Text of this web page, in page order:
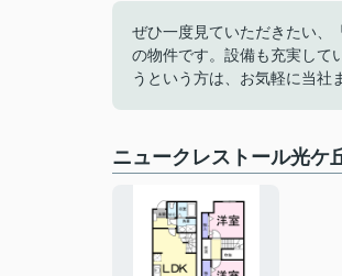
ぜひ一度見ていただきたい、
の物件です。設備も充実して
うという方は、お気軽に当社
ニュークレストール光ケ